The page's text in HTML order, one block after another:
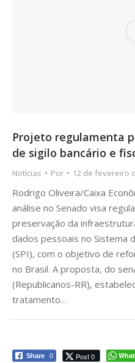
Projeto regulamenta
de sigilo bancário e
Notícias Por 12 de fevereiro
Rodrigo Oliveira/Caixa
análise no Senado visa
preservação da
dados pessoais no Sistema
(SPI), com o objetivo de
no Brasil. A proposta, do
(Republicanos-RR),
tratamento…
Share 0 Post 0